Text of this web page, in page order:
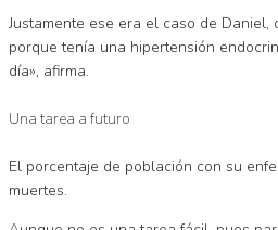
Justamente ese era el caso de
porque tenía una hipertensión
día», afirma.
Una tarea a futuro
El porcentaje de población con su
muertes.